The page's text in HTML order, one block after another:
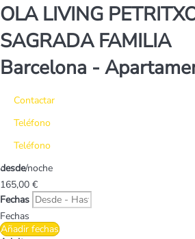
OLA LIVING
SAGRADA FAMILIA
Barcelona -
Contactar
Teléfono
Teléfono
desde/noche
165,00 €
Fechas
Fechas
Añadir fechas